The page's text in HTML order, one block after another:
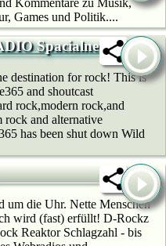
Games und Politik....
Spacialnet
destination for rock! This is
and shoutcast
rock,modern rock,and
rock and alternative
has been shut down Wild
um die Uhr. Nette Menschen
wird (fast) erfüllt! D-Rockz
Reaktor Schlagzahl - bis